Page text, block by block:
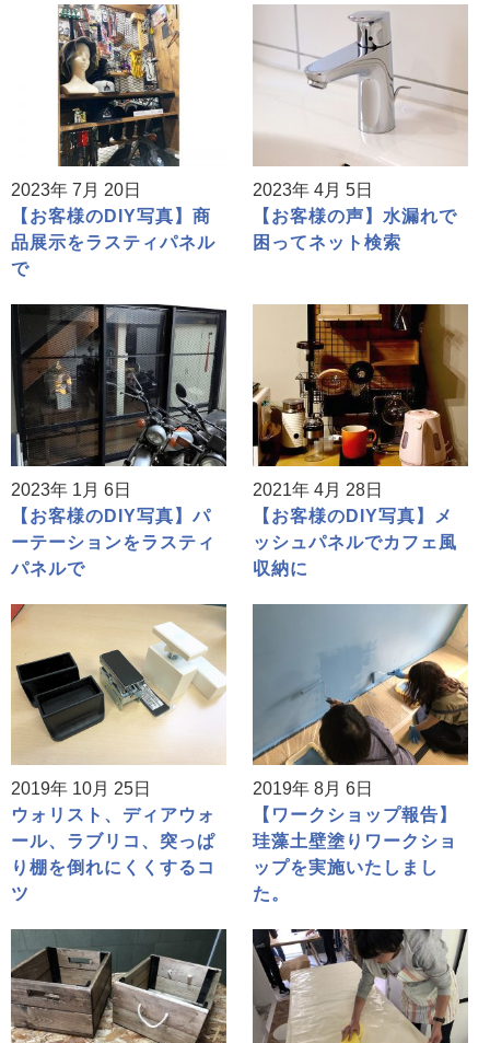
2023年 7月 20日
【お客様のDIY写真】商
品展示をラスティパネル
で
2023年 4月 5日
【お客様の声】水漏れで
困ってネット検索
2023年 1月 6日
【お客様のDIY写真】パ
ーテーションをラスティ
パネルで
2021年 4月 28日
【お客様のDIY写真】メ
ッシュパネルでカフェ風
収納に
2019年 10月 25日
ウォリスト、ディアウォ
ール、ラブリコ、突っぱ
り棚を倒れにくくするコ
ツ
2019年 8月 6日
【ワークショップ報告】
珪藻土壁塗りワークショ
ップを実施いたしまし
た。